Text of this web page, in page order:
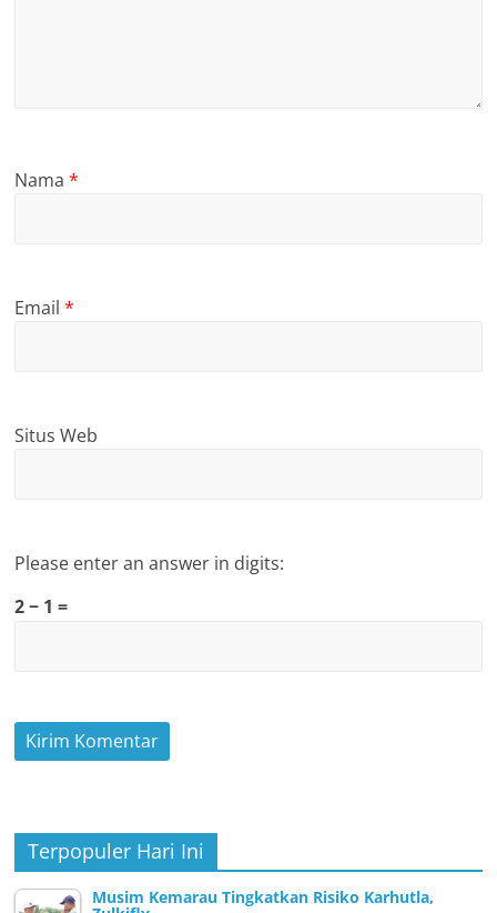
Nama*
Email*
Situs Web
Please enter an answer in digits:
2 − 1 =
Terpopuler Hari Ini
Musim Kemarau Tingkatkan Risiko Karhutla,